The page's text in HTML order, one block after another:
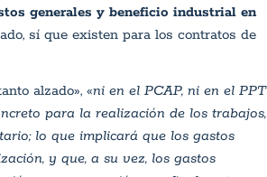
generales y beneficio industrial en
sí que existen para los contratos de
alzado», «ni en el PCAP, ni en el PPT
para la realización de los trabajos,
lo que implicará que los gastos
y que, a su vez, los gastos